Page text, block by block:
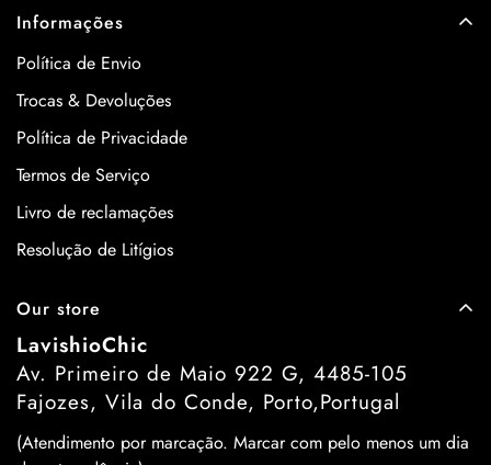
Informações
Política de Envio
Trocas & Devoluções
Política de Privacidade
Termos de Serviço
Livro de reclamações
Resolução de Litígios
Our store
LavishioChic
Av. Primeiro de Maio 922 G, 4485-105
Fajozes, Vila do Conde, Porto,Portugal
(Atendimento por marcação. Marcar com pelo menos um dia